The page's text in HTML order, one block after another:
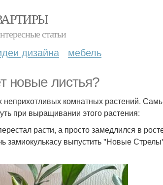
статьи
дизайна мебель
новые листья?
комнатных растений.
при выращивании этого растения:
расти, а просто замедлился в
замиокулькасу выпустить "Новые